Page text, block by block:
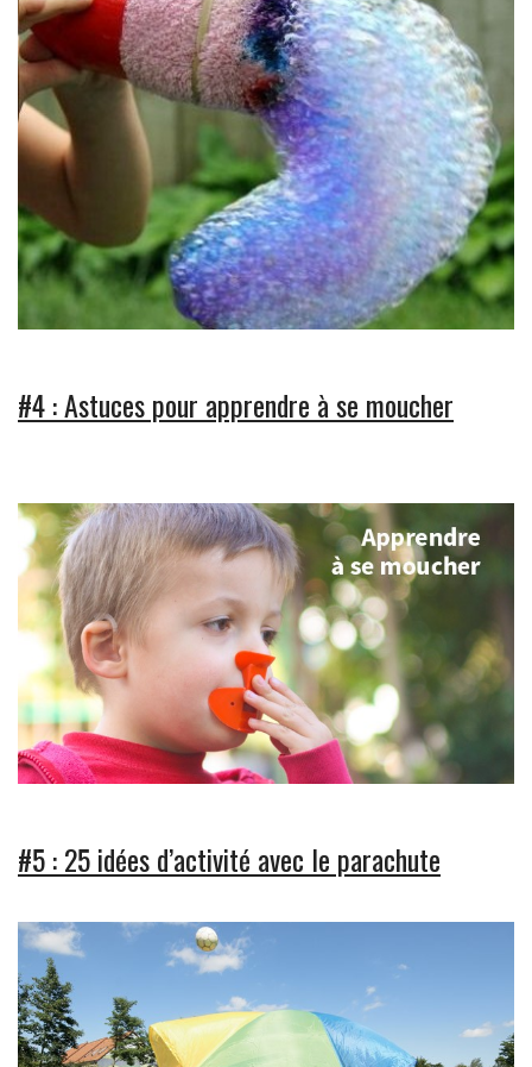
#4 : Astuces pour apprendre à se moucher
#5 : 25 idées d’activité avec le parachute